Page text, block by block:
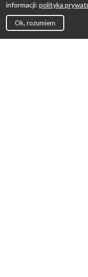
informacji: polityka
Ok, rozumiem